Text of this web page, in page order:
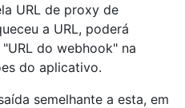
URL de proxy de
a URL, poderá
do webhook" na
do aplicativo.
semelhante a esta, em